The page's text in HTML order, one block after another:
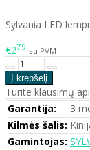
Sylvania LED
€279 su PVM
Turite klausimų
Garantija:
3
Kilmės šalis:
Gamintojas: